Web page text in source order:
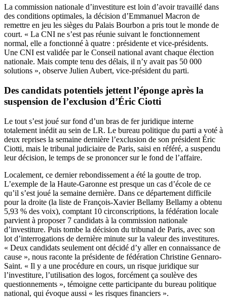
La commission nationale d’investiture est loin d’avoir travaillé dans
des conditions optimales, la décision d’Emmanuel Macron de
remettre en jeu les sièges du Palais Bourbon a pris tout le monde de
court. « La CNI ne s’est pas réunie suivant le fonctionnement
normal, elle a fonctionné à quatre : présidente et vice-présidents.
Une CNI est validée par le Conseil national avant chaque élection
nationale. Mais compte tenu des délais, il n’y avait pas 50 000
solutions », observe Julien Aubert, vice-président du parti.
Des candidats potentiels jettent l’éponge après la
suspension de l’exclusion d’Éric Ciotti
Le tout s’est joué sur fond d’un bras de fer juridique interne
totalement inédit au sein de LR. Le bureau politique du parti a voté à
deux reprises la semaine dernière l’exclusion de son président Éric
Ciotti, mais le tribunal judiciaire de Paris, saisi en référé, a suspendu
leur décision, le temps de se prononcer sur le fond de l’affaire.
Localement, ce dernier rebondissement a été la goutte de trop.
L’exemple de la Haute-Garonne est presque un cas d’école de ce
qu’il s’est joué la semaine dernière. Dans ce département difficile
pour la droite (la liste de François-Xavier Bellamy Bellamy a obtenu
5,93 % des voix), comptant 10 circonscriptions, la fédération locale
parvient à proposer 7 candidats à la commission nationale
d’investiture. Puis tombe la décision du tribunal de Paris, avec son
lot d’interrogations de dernière minute sur la valeur des investitures.
« Deux candidats seulement ont décidé d’y aller en connaissance de
cause », nous raconte la présidente de fédération Christine Gennaro-
Saint. « Il y a une procédure en cours, un risque juridique sur
l’investiture, l’utilisation des logos, forcément ça soulève des
questionnements », témoigne cette participante du bureau politique
national, qui évoque aussi « les risques financiers ».